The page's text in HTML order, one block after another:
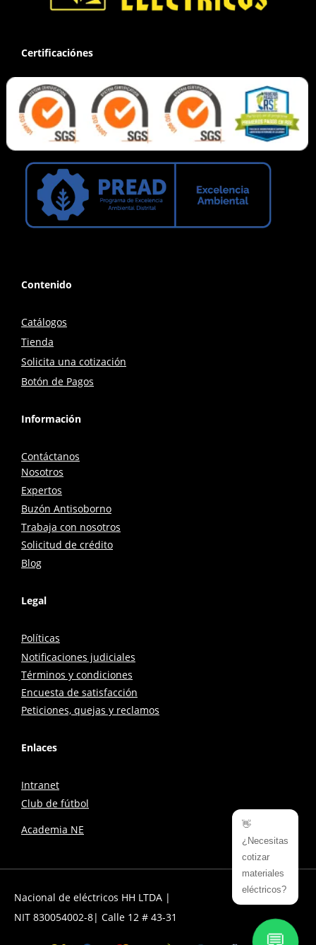
Certificaciónes
Contenido
Catálogos
Tienda
Solicita una cotización
Botón de Pagos
Información
Contáctanos
Nosotros
Expertos
Buzón Antisoborno
Trabaja con nosotros
Solicitud de crédito
Blog
Legal
Políticas
Notificaciones judiciales
Términos y condiciones
Encuesta de satisfacción
Peticiones, quejas y reclamos
Enlaces
Intranet
Club de fútbol
Academia NE
👋
¿Necesitas
cotizar
materiales
eléctricos?
Nacional de eléctricos HH LTDA |
NIT 830054002-8| Calle 12 # 43-31